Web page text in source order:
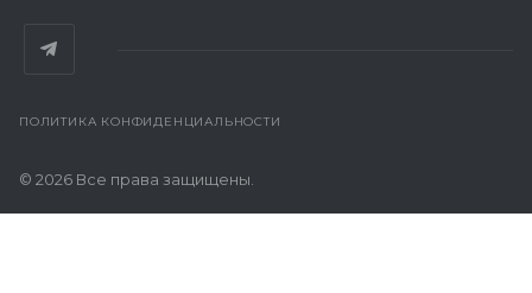
ПОЛИТИКА КОНФИДЕНЦИАЛЬНОСТИ
© 2026 Все права защищены.